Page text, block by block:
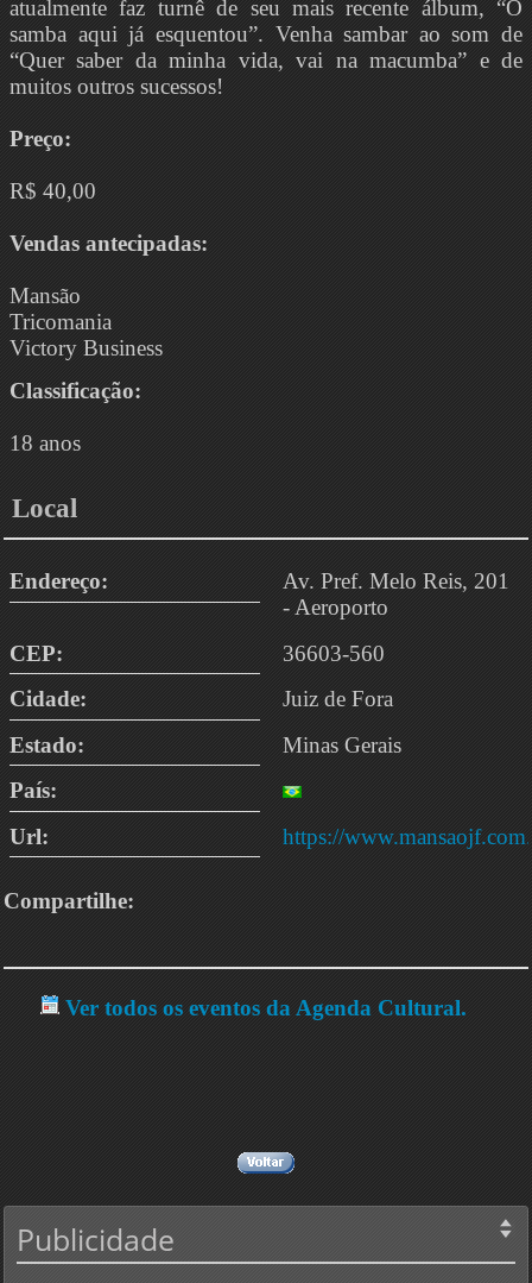
atualmente faz turnê de seu mais recente álbum, “O
samba aqui já esquentou”. Venha sambar ao som de
“Quer saber da minha vida, vai na macumba” e de
muitos outros sucessos!
Preço:
R$ 40,00
Vendas antecipadas:
Mansão
Tricomania
Victory Business
Classificação:
18 anos
Local
Endereço:
Av. Pref. Melo Reis, 201
- Aeroporto
CEP:
36603-560
Cidade:
Juiz de Fora
Estado:
Minas Gerais
País:
Url:
https://
Compartilhe:
Ver todos os eventos da Agenda Cultural.
Publicidade